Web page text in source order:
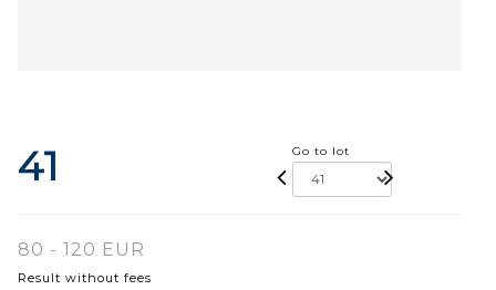
41 Go to lot
80 - 120 EUR
Result without fees